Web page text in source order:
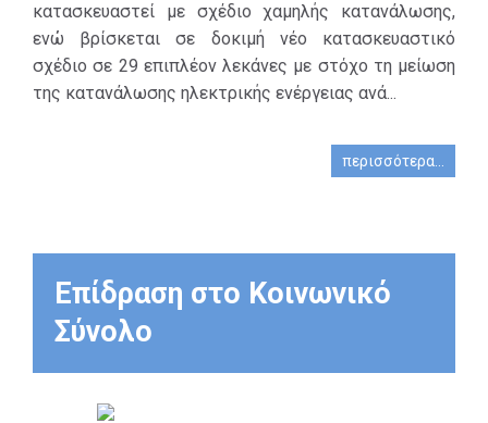
κατασκευαστεί με σχέδιο χαμηλής κατανάλωσης,
ενώ βρίσκεται σε δοκιμή νέο κατασκευαστικό
σχέδιο σε 29 επιπλέον λεκάνες με στόχο τη μείωση
της κατανάλωσης ηλεκτρικής ενέργειας ανά...
περισσότερα...
Επίδραση στο Κοινωνικό
Σύνολο